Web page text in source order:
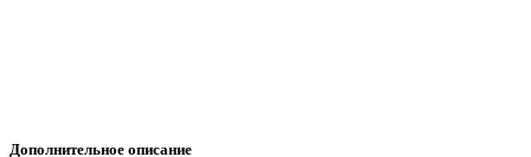
Дополнительное описание